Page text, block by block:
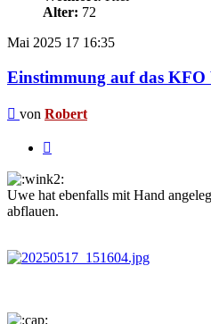
Alter: 72
Mai 2025 17 16:35
Einstimmung auf das KFO
Beitrag
von Robert
Uwe hat ebenfalls mit Hand
abflauen.